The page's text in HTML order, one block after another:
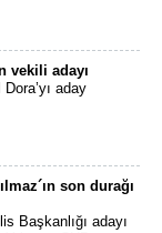
vekili adayı
aday
son durağı
Başkanlığı adayı